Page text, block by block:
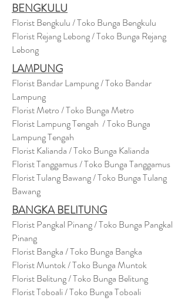
BENGKULU
Florist Bengkulu / Toko Bunga Bengkulu
Florist Rejang Lebong / Toko Bunga Rejang
Lebong
LAMPUNG
Florist Bandar Lampung / Toko Bandar
Lampung
Florist Metro / Toko Bunga Metro
Florist Lampung Tengah / Toko Bunga
Lampung Tengah
Florist Kalianda / Toko Bunga Kalianda
Florist Tanggamus / Toko Bunga Tanggamus
Florist Tulang Bawang / Toko Bunga Tulang
Bawang
BANGKA BELITUNG
Florist Pangkal Pinang / Toko Bunga Pangkal
Pinang
Florist Bangka / Toko Bunga Bangka
Florist Muntok / Toko Bunga Muntok
Florist Belitung / Toko Bunga Belitung
Florist Toboali / Toko Bunga Toboali